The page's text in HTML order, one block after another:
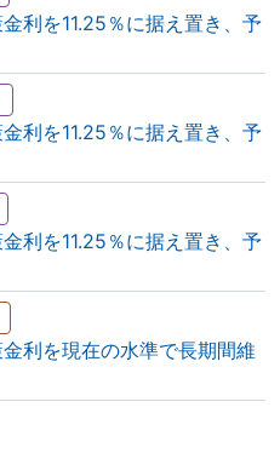
利を11.25％に据え置き、予
利を11.25％に据え置き、予
利を11.25％に据え置き、予
利を現在の水準で長期間維